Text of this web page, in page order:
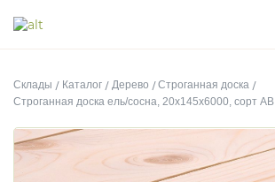
Склады Каталог Дерево
Строганная доска
Строганная доска ель/сосна, 20х145х6000, сорт АВ